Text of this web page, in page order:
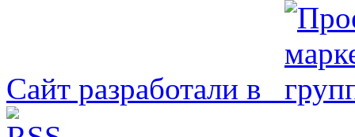
Сайт разработали в